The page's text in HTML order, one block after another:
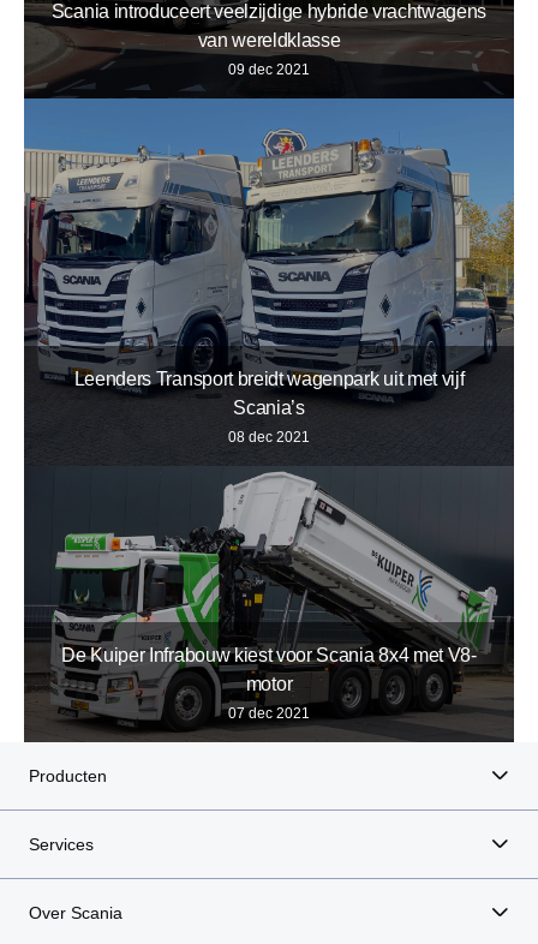
Scania introduceert veelzijdige hybride vrachtwagens
van wereldklasse
09 dec 2021
Leenders Transport breidt wagenpark uit met vijf
Scania’s
08 dec 2021
De Kuiper Infrabouw kiest voor Scania 8x4 met V8-
motor
07 dec 2021
Producten
Services
Over Scania